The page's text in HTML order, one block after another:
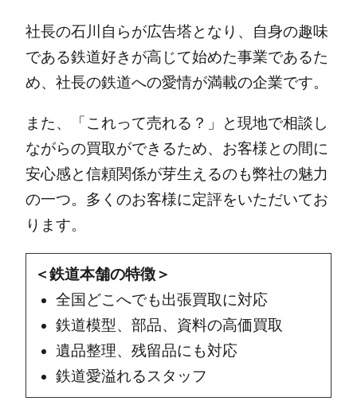
社長の石川自らが広告塔となり、自身の趣味
である鉄道好きが高じて始めた事業であるた
め、社長の鉄道への愛情が満載の企業です。
また、「これって売れる？」と現地で相談し
ながらの買取ができるため、お客様との間に
安心感と信頼関係が芽生えるのも弊社の魅力
の一つ。多くのお客様に定評をいただいてお
ります。
＜鉄道本舗の特徴＞
全国どこへでも出張買取に対応
鉄道模型、部品、資料の高価買取
遺品整理、残留品にも対応
鉄道愛溢れるスタッフ